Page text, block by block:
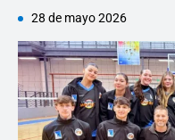
28 de mayo 2026